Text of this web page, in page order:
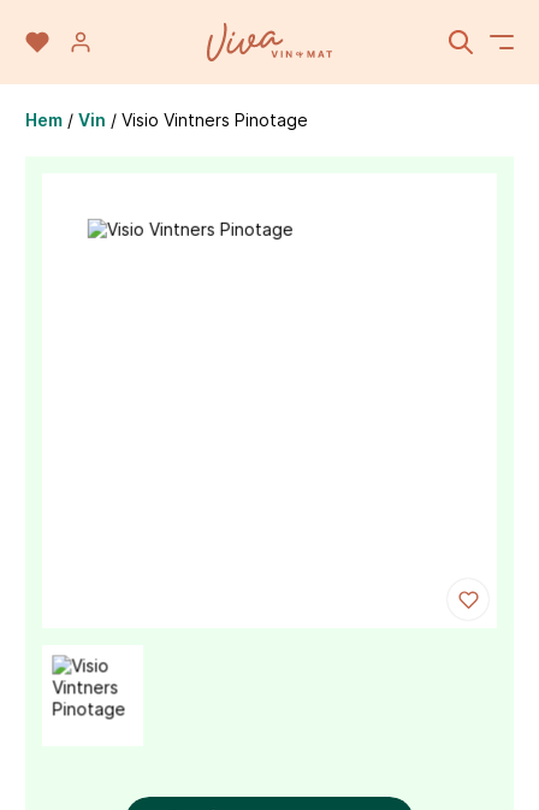
Hem / Vin / Visio Vintners Pinotage